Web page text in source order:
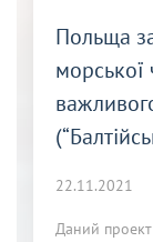
Польща
морської
22.11.2021
Даний